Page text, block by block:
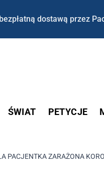
dostawą przez
ŚWIAT PETYCJE
PACJENTKA ZARAŻONA